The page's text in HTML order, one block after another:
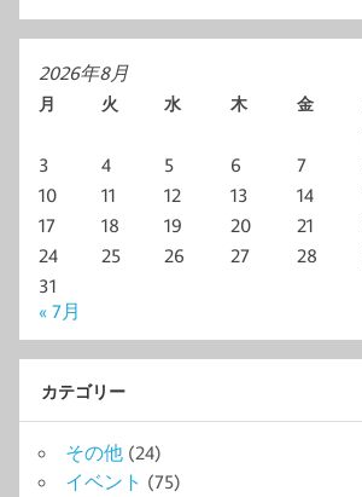
2026年8月
月 火 水 木 金
3
4 5 6 7
10
11 12 13 14
17
18 19 20 21
24
25 26 27 28
31
« 7月
カテゴリー
その他 (24)
イベント (75)